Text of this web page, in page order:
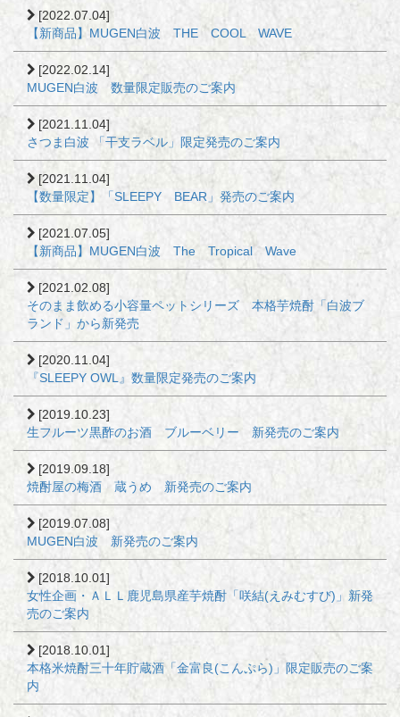
[2022.07.04]
【新商品】MUGEN白波 THE COOL WAVE
[2022.02.14]
MUGEN白波 数量限定販売のご案内
[2021.11.04]
さつま白波 「干支ラベル」限定発売のご案内
[2021.11.04]
【数量限定】「SLEEPY BEAR」発売のご案内
[2021.07.05]
【新商品】MUGEN白波 The Tropical Wave
[2021.02.08]
そのまま飲める小容量ペットシリーズ 本格芋焼酎「白波ブ
ランド」から新発売
[2020.11.04]
『SLEEPY OWL』数量限定発売のご案内
[2019.10.23]
生フルーツ黒酢のお酒 ブルーベリー 新発売のご案内
[2019.09.18]
焼酎屋の梅酒 蔵うめ 新発売のご案内
[2019.07.08]
MUGEN白波 新発売のご案内
[2018.10.01]
女性企画・ＡＬＬ鹿児島県産芋焼酎「咲結(えみむすび)」新発
売のご案内
[2018.10.01]
本格米焼酎三十年貯蔵酒「金富良(こんぷら)」限定販売のご案
内